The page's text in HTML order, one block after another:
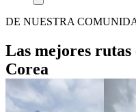
DE NUESTRA
Las mejores
Corea